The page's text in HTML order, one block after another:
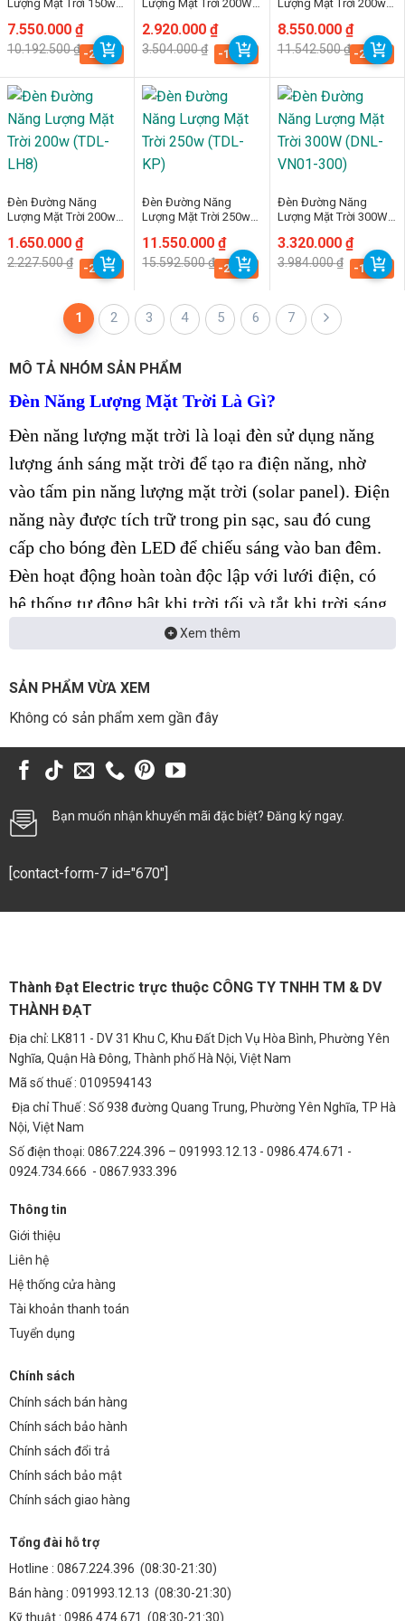
Lượng Mặt Trời 150w
10.192.500₫
Giá
gốc
là:
10.192.500 ₫.
7.550.000 ₫
Giá
hiện
tại
7.550.000 ₫.
-25.9%
Lượng Mặt Trời 200W
3.504.000₫
Giá
gốc
là:
2.920.000₫
Giá
hiện
tại
2.920.000 ₫.
-16.7%
Lượng Mặt Trời 200w
11.542.500₫
Giá
gốc
là:
11.542.500 ₫.
8.550.000 ₫
Giá
hiện
tại
8.550.000 ₫.
-25.9%
Đèn Đường Năng
Lượng Mặt Trời 200w
2.227.500₫
Giá
gốc
là:
1.650.000 ₫
Giá
hiện
tại
-25.9%
Đèn Đường Năng
Lượng Mặt Trời 250w
15.592.500₫
Giá
gốc
là:
15.592.500 ₫.
11.550.000₫
Giá
hiện
tại
-25.9%
Đèn Đường Năng
Lượng Mặt Trời 300W
3.984.000₫
Giá
gốc
là:
3.320.000 ₫
Giá
hiện
tại
-16.7%
1 2 3 4 5 6 7
MÔ TẢ NHÓM SẢN PHẨM
Đèn Năng Lượng Mặt Trời Là Gì?
Đèn năng lượng mặt trời là loại đèn sử dụng năng
lượng ánh sáng mặt trời để tạo ra điện năng, nhờ
vào tấm pin năng lượng mặt trời (solar panel). Điện
năng này được tích trữ trong pin sạc, sau đó cung
cấp cho bóng đèn LED để chiếu sáng vào ban đêm.
Đèn hoạt động hoàn toàn độc lập với lưới điện, có
hệ thống tự động bật khi trời tối và tắt khi trời sáng.
1. Đèn năng lượng mặt trời cao áp
Công suất : Từ 60W đến 120W, phù hợp chiếu sáng
diện tích trung bình đến lớn, sử dụng pin lithium
Thiết kế
: Kiểu dáng công nghiệp chắc chắn, thân
nhôm đúc nguyên khối, tản nhiệt tốt, tích hợp tấm
pin mặt trời poly/mono trên đèn.
thể thao, công viên, khu công nghiệp.
tính, quang thông cao, chiếu xa 20–40m, góc chiếu
rộng 120°, cảm biến ánh sáng tự động.
Đèn Cao Áp Năng Lượng Mặt Trời 60w (TDL-NK)
2. Đèn cổng năng lượng mặt trời
Công suất: 25W–50W, tiết kiệm điện, đủ chiếu sáng
trang trí và an ninh lối đi/cổng nhà.
Xem thêm
SẢN PHẨM VỪA XEM
Không có sản phẩm xem gần đây
Bạn muốn nhận khuyến mãi đặc biệt? Đăng ký ngay.
[contact-form-7 id="670"]
Thành Đạt Electric trực thuộc CÔNG TY TNHH TM & DV
THÀNH ĐẠT
Địa chỉ: LK811 - DV 31 Khu C, Khu Đất Dịch Vụ Hòa Bình, Phường Yên
Nghĩa, Quận Hà Đông, Thành phố Hà Nội, Việt Nam
Mã số thuế : 0109594143
Địa chỉ Thuế : Số 938 đường Quang Trung, Phường Yên Nghĩa, TP Hà
Nội, Việt Nam
Số điện thoại: 0867.224.396 – 091993.12.13 - 0986.474.671 -
0924.734.666 - 0867.933.396
Thông tin
Giới thiệu
Liên hệ
Hệ thống cửa hàng
Tài khoản thanh toán
Tuyển dụng
Chính sách
Chính sách bán hàng
Chính sách bảo hành
Chính sách đổi trả
Chính sách bảo mật
Chính sách giao hàng
Tổng đài hỗ trợ
Hotline : 0867.224.396 (08:30-21:30)
Bán hàng : 091993.12.13 (08:30-21:30)
Kỹ thuật : 0986.474.671 (08:30-21:30)